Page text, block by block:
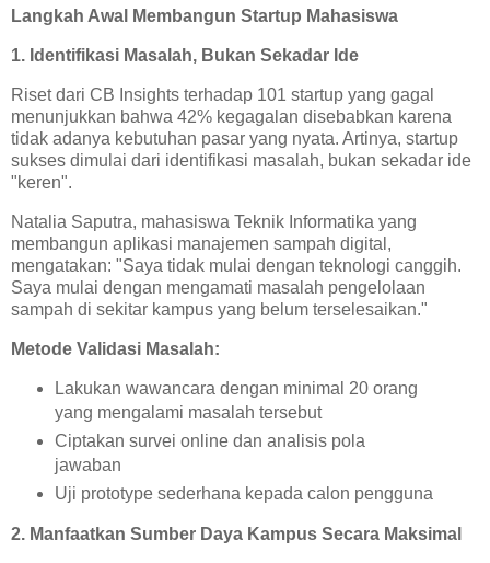
Langkah Awal Membangun Startup Mahasiswa
1. Identifikasi Masalah, Bukan Sekadar Ide
Riset dari CB Insights terhadap 101 startup yang gagal
menunjukkan bahwa 42% kegagalan disebabkan karena
tidak adanya kebutuhan pasar yang nyata. Artinya, startup
sukses dimulai dari identifikasi masalah, bukan sekadar ide
"keren".
Natalia Saputra, mahasiswa Teknik Informatika yang
membangun aplikasi manajemen sampah digital,
mengatakan: "Saya tidak mulai dengan teknologi canggih.
Saya mulai dengan mengamati masalah pengelolaan
sampah di sekitar kampus yang belum terselesaikan."
Metode Validasi Masalah:
Lakukan wawancara dengan minimal 20 orang
yang mengalami masalah tersebut
Ciptakan survei online dan analisis pola
jawaban
Uji prototype sederhana kepada calon pengguna
2. Manfaatkan Sumber Daya Kampus Secara Maksimal